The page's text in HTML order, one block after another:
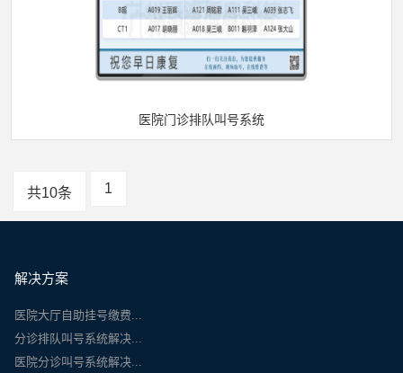
医院门诊排队叫号系统
共10条 1
解决方案
医院大厅自助挂号缴费...
分诊排队叫号系统解决...
医院分诊叫号系统解决...